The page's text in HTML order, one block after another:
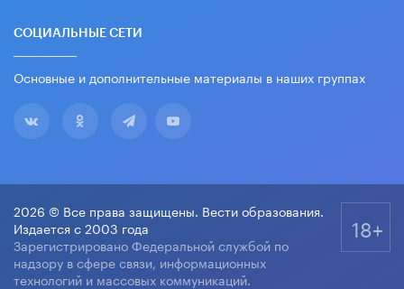
СОЦИАЛЬНЫЕ СЕТИ
Основные и дополнительные материалы в наших группах
2026 © Все права защищены. Вести образования.
Издается с 2003 года
Зарегистрировано Федеральной службой по
надзору в сфере связи, информационных
технологий и массовых коммуникаций.
18+